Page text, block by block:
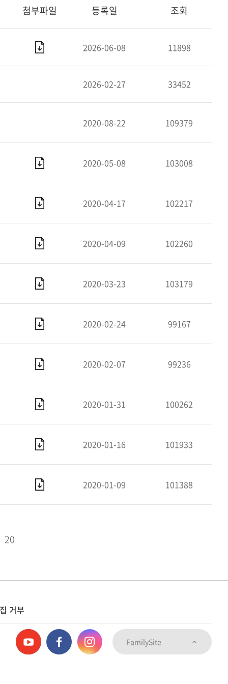
첨부파일 등록일 조회
2026-06-08 11898
2026-02-27 33452
2020-08-22 109379
2020-05-08 103008
2020-04-17 102217
2020-04-09 102260
2020-03-23 103179
2020-02-24 99167
2020-02-07 99236
2020-01-31 100262
2020-01-16 101933
2020-01-09 101388
20
거부
FamilySite